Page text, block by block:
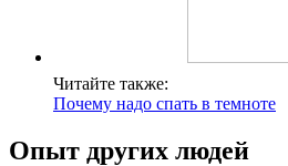
Читайте также:
Почему надо спать в темноте
Опыт других людей